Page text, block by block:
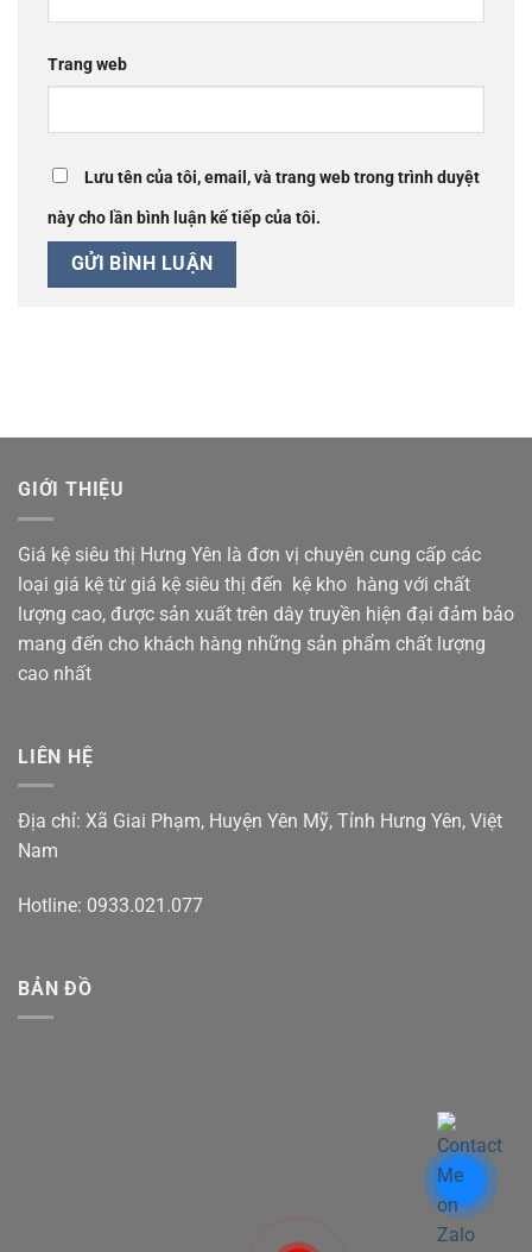
Trang web
Lưu tên của tôi, email, và trang web trong trình duyệt
này cho lần bình luận kế tiếp của tôi.
GIỚI THIỆU
Giá kệ siêu thị Hưng Yên là đơn vị chuyên cung cấp các
loại giá kệ từ giá kệ siêu thị đến kệ kho hàng với chất
lượng cao, được sản xuất trên dây truyền hiện đại đảm bảo
mang đến cho khách hàng những sản phẩm chất lượng
cao nhất
LIÊN HỆ
Địa chỉ: Xã Giai Phạm, Huyện Yên Mỹ, Tỉnh Hưng Yên, Việt
Nam
Hotline: 0933.021.077
BẢN ĐỒ